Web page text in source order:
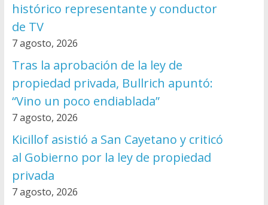
histórico representante y conductor
de TV
7 agosto, 2026
Tras la aprobación de la ley de
propiedad privada, Bullrich apuntó:
“Vino un poco endiablada”
7 agosto, 2026
Kicillof asistió a San Cayetano y criticó
al Gobierno por la ley de propiedad
privada
7 agosto, 2026